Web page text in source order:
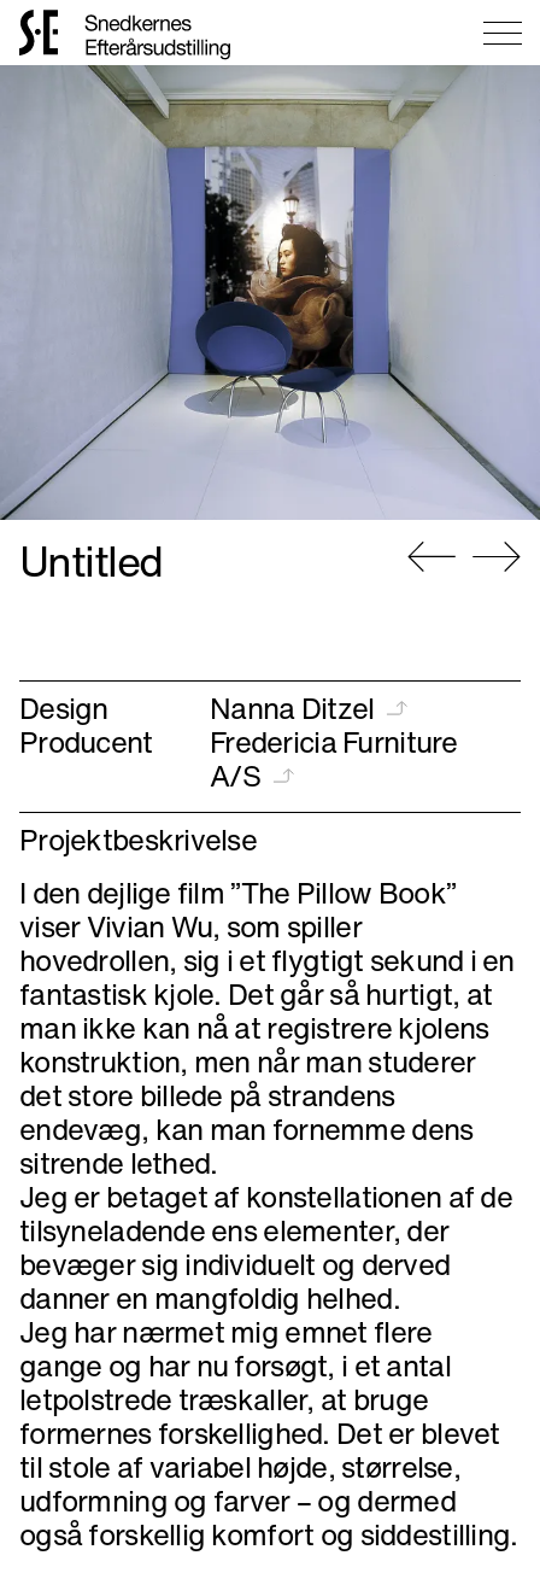
Gå
Untitled
Design Nanna Ditzel
Producent Fredericia Furniture
A/S
Projektbeskrivelse
I den dejlige film ”The Pillow Book”
viser Vivian Wu, som spiller
hovedrollen, sig i et flygtigt sekund i en
fantastisk kjole. Det går så hurtigt, at
man ikke kan nå at registrere kjolens
konstruktion, men når man studerer
det store billede på strandens
endevæg, kan man fornemme dens
sitrende lethed.
Jeg er betaget af konstellationen af de
tilsyneladende ens elementer, der
bevæger sig individuelt og derved
danner en mangfoldig helhed.
Jeg har nærmet mig emnet flere
gange og har nu forsøgt, i et antal
letpolstrede træskaller, at bruge
formernes forskellighed. Det er blevet
til stole af variabel højde, størrelse,
udformning og farver – og dermed
også forskellig komfort og siddestilling.